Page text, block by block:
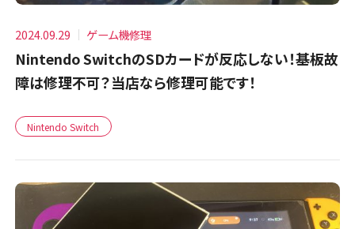
2024.09.29 ゲーム機修理
Nintendo SwitchのSDカードが反応しない！基板故
障は修理不可？当店なら修理可能です！
Nintendo Switch